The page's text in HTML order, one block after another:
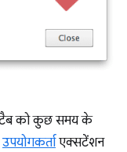
टैब को कुछ समय के
उपयोगकर्ताएक्सटेंशन